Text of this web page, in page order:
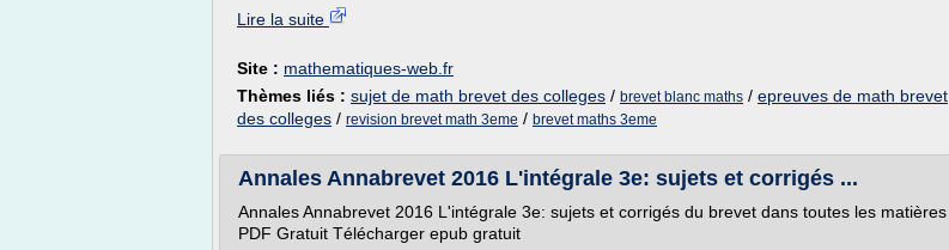
Lire la suite
Site : mathematiques-web.fr
Thèmes liés : sujet de math brevet des colleges / brevet blanc maths / epreuves de math brevet
des colleges / revision brevet math 3eme / brevet maths 3eme
Annales Annabrevet 2016 L'intégrale 3e: sujets et corrigés ...
Annales Annabrevet 2016 L'intégrale 3e: sujets et corrigés du brevet dans toutes les matières
PDF Gratuit Télécharger epub gratuit